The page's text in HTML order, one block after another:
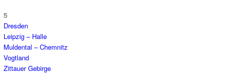
5
Dresden
Leipzig – Halle
Muldental – Chemnitz
Vogtland
Zittauer Gebirge